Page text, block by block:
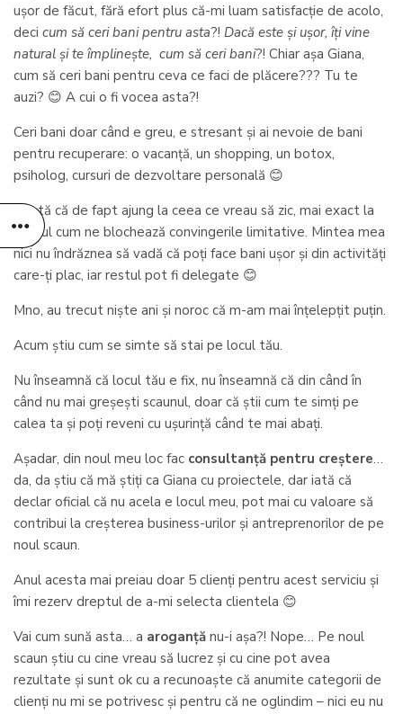
ușor de făcut, fără efort plus că-mi luam satisfacție de acolo,
deci cum să ceri bani pentru asta?! Dacă este și ușor, îți vine
natural și te împlinește, cum să ceri bani?! Chiar așa Giana,
cum să ceri bani pentru ceva ce faci de plăcere??? Tu te
auzi? 😊 A cui o fi vocea asta?!
Ceri bani doar când e greu, e stresant și ai nevoie de bani
pentru recuperare: o vacanță, un shopping, un botox,
psiholog, cursuri de dezvoltare personală 😊
Și iată că de fapt ajung la ceea ce vreau să zic, mai exact la
modul cum ne blochează convingerile limitative. Mintea mea
nici nu îndrăznea să vadă că poți face bani ușor și din activități
care-ți plac, iar restul pot fi delegate 😊
Mno, au trecut niște ani și noroc că m-am mai înțelepțit puțin.
Acum știu cum se simte să stai pe locul tău.
Nu înseamnă că locul tău e fix, nu înseamnă că din când în
când nu mai greșești scaunul, doar că știi cum te simți pe
calea ta și poți reveni cu ușurință când te mai abați.
Așadar, din noul meu loc fac consultanță pentru creștere…
da, da știu că mă știți ca Giana cu proiectele, dar iată că
declar oficial că nu acela e locul meu, pot mai cu valoare să
contribui la creșterea business-urilor și antreprenorilor de pe
noul scaun.
Anul acesta mai preiau doar 5 clienți pentru acest serviciu și
îmi rezerv dreptul de a-mi selecta clientela 😊
Vai cum sună asta… a aroganță nu-i așa?! Nope… Pe noul
scaun știu cu cine vreau să lucrez și cu cine pot avea
rezultate și sunt ok cu a recunoaște că anumite categorii de
clienți nu mi se potrivesc și pentru că ne oglindim – nici eu nu